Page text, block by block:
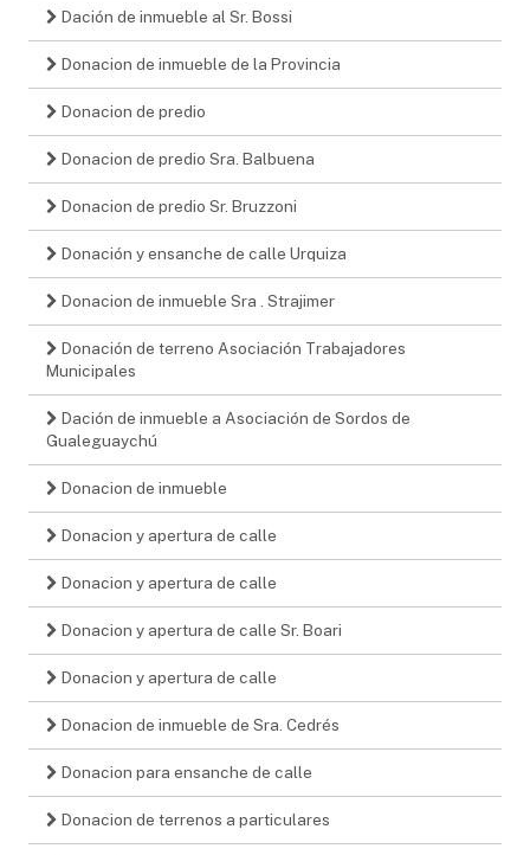
Dación de inmueble al Sr. Bossi
Donacion de inmueble de la Provincia
Donacion de predio
Donacion de predio Sra. Balbuena
Donacion de predio Sr. Bruzzoni
Donación y ensanche de calle Urquiza
Donacion de inmueble Sra . Strajimer
Donación de terreno Asociación Trabajadores
Municipales
Dación de inmueble a Asociación de Sordos de
Gualeguaychú
Donacion de inmueble
Donacion y apertura de calle
Donacion y apertura de calle
Donacion y apertura de calle Sr. Boari
Donacion y apertura de calle
Donacion de inmueble de Sra. Cedrés
Donacion para ensanche de calle
Donacion de terrenos a particulares